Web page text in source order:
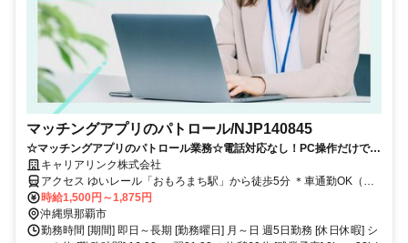
マッチングアプリのパトロール/NJP140845
☆マッチングアプリのパトロール業務☆電話対応なし！PC操作だけで完
結するシンプルワークで未経験から安心スタート♪
キャリアリンク株式会社
アクセス ゆいレール「おもろまち駅」から徒歩5分 ＊車通勤OK（駐
車場完備）
時給1,500円～1,875円
沖縄県那覇市
勤務時間 [期間] 即日～長期 [勤務曜日] 月～日 週5日勤務 [休日休暇] シ